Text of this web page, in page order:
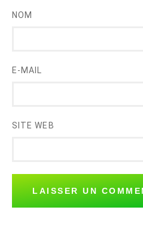
NOM
E-MAIL
SITE WEB